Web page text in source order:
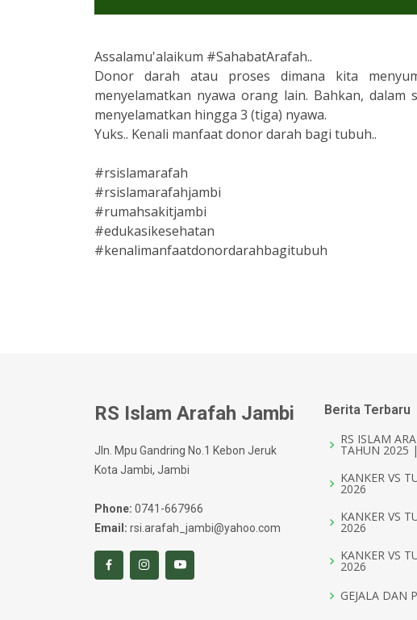
Assalamu'alaikum #SahabatArafah..
Donor darah atau proses dimana kita
menyelamatkan nyawa orang lain. Bahkan,
menyelamatkan hingga 3 (tiga) nyawa.
Yuks.. Kenali manfaat donor darah bagi tubuh..
#rsislamarafah
#rsislamarafahjambi
#rumahsakitjambi
#edukasikesehatan
#kenalimanfaatdonordarahbagitubuh
RS Islam Arafah Jambi
Jln. Mpu Gandring No.1 Kebon Jeruk
Kota Jambi, Jambi
Phone: 0741-667966
Email: rsi.arafah_jambi@yahoo.com
Berita Terbaru
RS ISLAM
TAHUN 2025
KANKER VS
2026
KANKER VS
2026
KANKER VS
2026
GEJALA DAN